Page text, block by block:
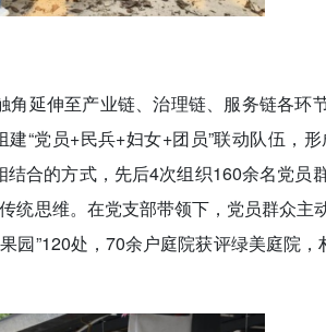
延伸至产业链、治理链、服务链各环
“党员+民兵+妇女+团员”联动队伍，
结合的方式，先后4次组织160余名党员
统思维。在党支部带领下，党员群众主
园”120处，70余户庭院获评绿美庭院